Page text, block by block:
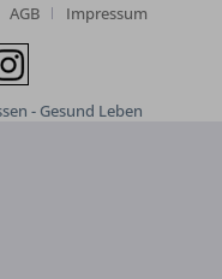
AGB Impressum
- Gesund Leben